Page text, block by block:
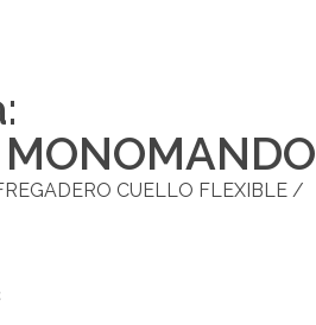
MONOMANDO
CUELLO FLEXIBLE /